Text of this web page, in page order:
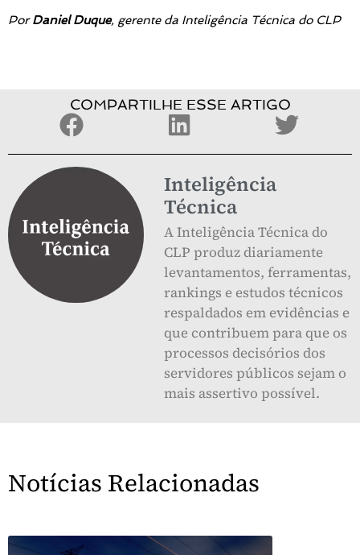
PorDaniel Duque, gerente da Inteligência Técnica do CLP
COMPARTILHE ESSE ARTIGO
Inteligência
Técnica
A Inteligência Técnica do
CLP produz diariamente
levantamentos, ferramentas,
rankings e estudos técnicos
respaldados em evidências e
que contribuem para que os
processos decisórios dos
servidores públicos sejam o
mais assertivo possível.
Notícias Relacionadas